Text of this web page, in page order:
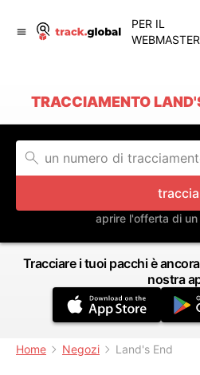
PER IL
WEBMASTER
TRACCIAMENTO
traccia
aprire l'offerta di
Tracciare i tuoi pacchi è
nostra
Home Negozi Land's End